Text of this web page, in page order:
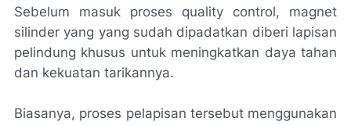
Sebelum masuk proses quality control, magnet
silinder yang yang sudah dipadatkan diberi lapisan
pelindung khusus untuk meningkatkan daya tahan
dan kekuatan tarikannya.
Biasanya, proses pelapisan tersebut menggunakan